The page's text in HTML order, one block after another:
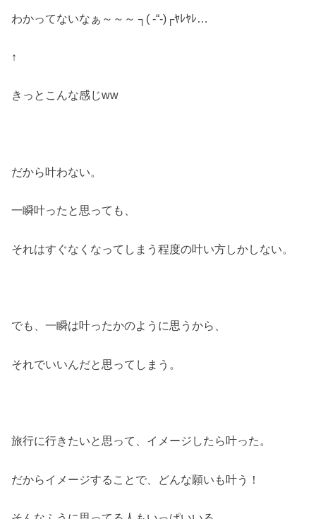
わかってないなぁ～～～ ┐( -“-)┌ﾔﾚﾔﾚ…
↑
きっとこんな感じww
だから叶わない。
一瞬叶ったと思っても、
それはすぐなくなってしまう程度の叶い方しかしない。
でも、一瞬は叶ったかのように思うから、
それでいいんだと思ってしまう。
旅行に行きたいと思って、イメージしたら叶った。
だからイメージすることで、どんな願いも叶う！